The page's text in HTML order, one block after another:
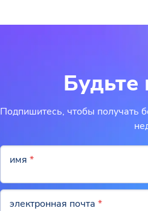
Будьте
Подпишитесь, чтобы получать
имя *
электронная почта *